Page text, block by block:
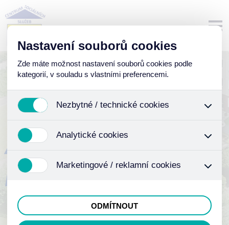
AKTIVNÍ A
DŮSTOJNÉ STÁŘÍ
Nastavení souborů cookies
Zde máte možnost nastavení souborů cookies podle
kategorií, v souladu s vlastními preferencemi.
Nezbytné / technické cookies
správnému chování našich webových stránek a
produktů v nákupním košíku, ovládání filtrů a také
nastavení souhlasu s uživáním cookies. Pro tyto
Analytické cookies
společnosti Google Inc., která následně tato data
přiřadit konkrétnímu uživateli. Proto nedokážeme
zjistit navštívené odkazy, prohlížené zboží apod.
Marketingové / reklamní cookies
marketingové kampaně.
ODMÍTNOUT